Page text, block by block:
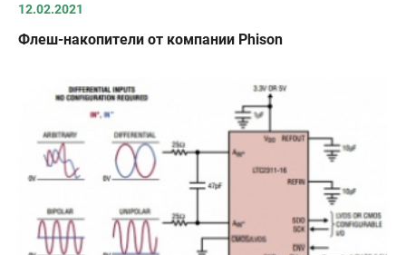
12.02.2021
Флеш-накопители от компании Phison